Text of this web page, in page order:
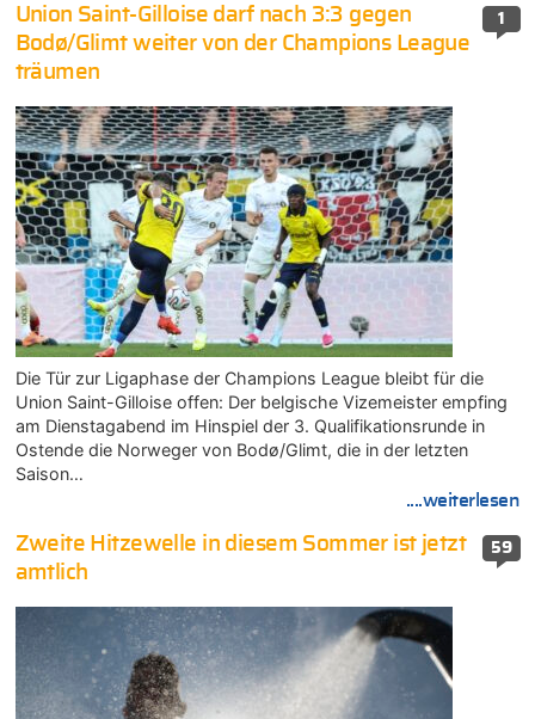
1
Union Saint-Gilloise darf nach 3:3 gegen
Bodø/Glimt weiter von der Champions League
träumen
Die Tür zur Ligaphase der Champions League bleibt für die
Union Saint-Gilloise offen: Der belgische Vizemeister empfing
am Dienstagabend im Hinspiel der 3. Qualifikationsrunde in
Ostende die Norweger von Bodø/Glimt, die in der letzten
Saison…
....weiterlesen
59
Zweite Hitzewelle in diesem Sommer ist jetzt
amtlich